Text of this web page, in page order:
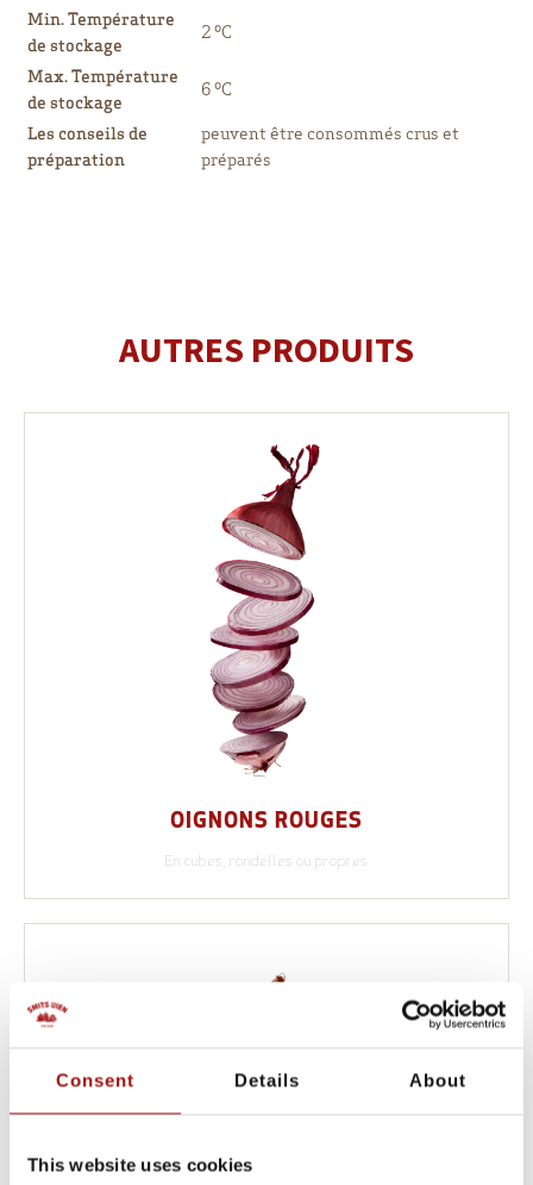
Consent Details About
This website uses cookies
Min. Température
de stockage
2 ºC
Max. Température
de stockage
6 ºC
Les conseils de
préparation
peuvent être consommés crus et
préparés
AUTRES PRODUITS
OIGNONS ROUGES
En cubes, rondelles ou propres